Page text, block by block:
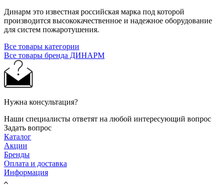
Динарм это известная российская марка под которой
производится высококачественное и надежное оборудование
для систем пожаротушения.
Все товары категории
Все товары бренда ДИНАРМ
Нужна консультация?
Наши специалисты ответят на любой интересующий вопрос
Задать вопрос
Каталог
Акции
Бренды
Оплата и доставка
Информация